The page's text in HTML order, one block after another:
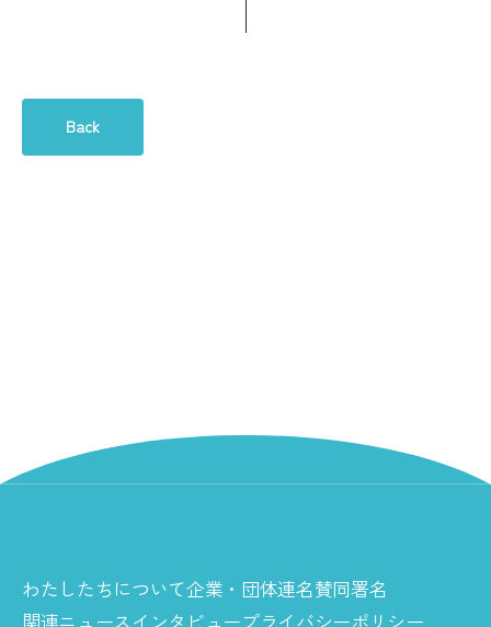
Back
わたしたちについて企業・団体連名賛同署名
関連ニュースインタビュープライバシーポリシー